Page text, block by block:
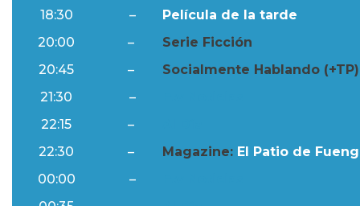
18:30
–
Película de la tarde
20:00
–
Serie Ficción
20:45
–
Socialmente Hablando (+TP)
21:30
–
22:15
–
22:30
– Magazine: El Patio de
00:00
–